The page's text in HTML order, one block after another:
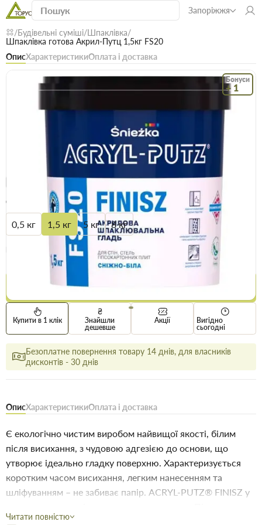
Запоріжжя
Будівельні суміші Шпаклівка
Шпаклівка готова Акрил-Путц 1,5кг FS20
ОписХарактеристикиОплата і доставка
Бонуси
+ 1
Код: 00276
Шпаклівка готова Акрил-Путц 1,5кг FS20
(0)
Безкоштовна доставка! Від 15000 грн
Об’єм
0,5 кг 1,5 кг 5 кг 8 кг Ще
111.5 грн
Опт
109.5 грн
Купити в 1 клік
Знайшли
дешевше
Акції
Вигідно
сьогодні
Безоплатне повернення товару 14 днів, для власників
дисконтів - 30 днів
ОписХарактеристикиОплата і доставка
Є екологічно чистим виробом найвищої якості, білим
після висихання, з чудовою адгезією до основи, що
утворює ідеально гладку поверхню. Характеризується
коротким часом висихання, легким нанесенням та
шліфуванням – не забиває папір. ACRYL-PUTZ® FINISZ у
застосування зберігає постійну консистенцію, завдяки
Читати повністю